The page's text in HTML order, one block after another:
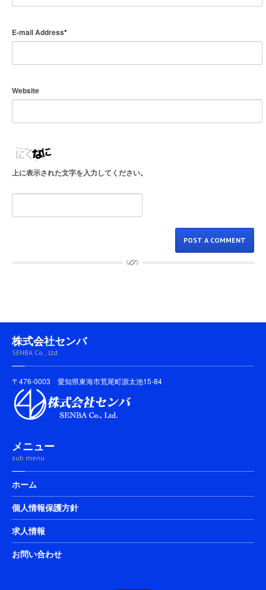
E-mail Address*
Website
上に表示された文字を入力してください。
株式会社センバ
SENBA Co., Ltd.
〒476-0003 愛知県東海市荒尾町源太池15-84
メニュー
sub menu
ホーム
個人情報保護方針
求人情報
お問い合わせ